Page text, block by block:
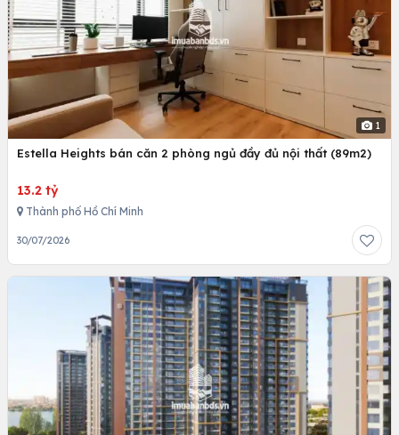
1
Estella Heights bán căn 2 phòng ngủ đầy đủ nội thất (89m2)
13.2 tỷ
Thành phố Hồ Chí Minh
30/07/2026